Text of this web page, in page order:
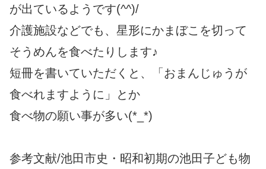
が出ているようです(^^)/
介護施設などでも、星形にかまぼこを切って
そうめんを食べたりします♪
短冊を書いていただくと、「おまんじゅうが
食べれますように」とか
食べ物の願い事が多い(*_*)
参考文献/池田市史・昭和初期の池田子ども物